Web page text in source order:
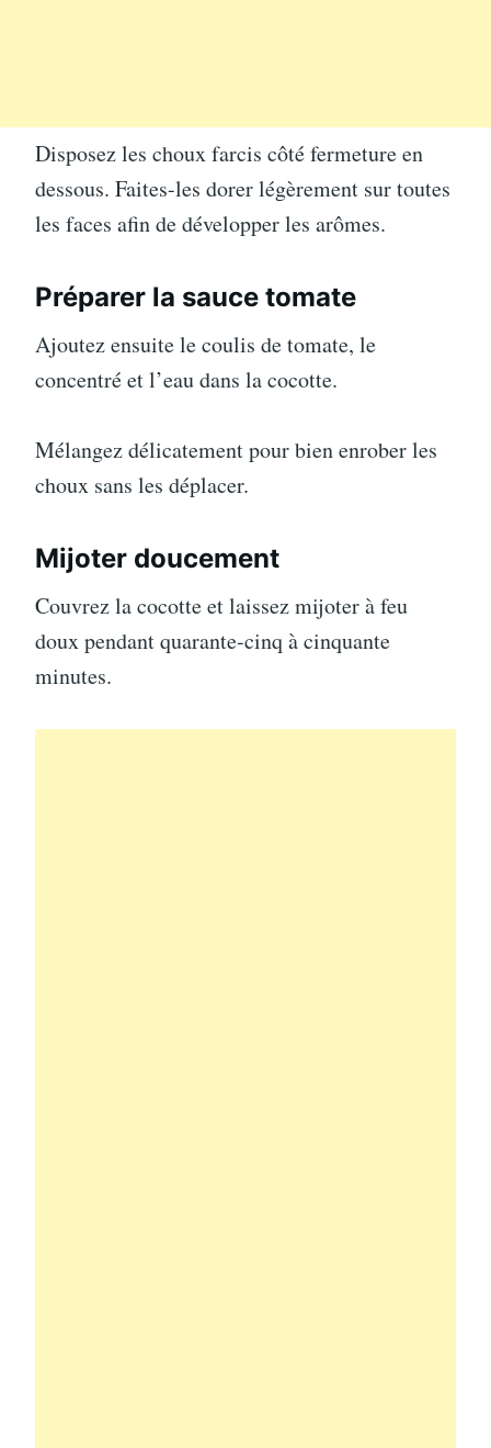
Disposez les choux farcis côté fermeture en
dessous. Faites-les dorer légèrement sur toutes
les faces afin de développer les arômes.
Préparer la sauce tomate
Ajoutez ensuite le coulis de tomate, le
concentré et l’eau dans la cocotte.
Mélangez délicatement pour bien enrober les
choux sans les déplacer.
Mijoter doucement
Couvrez la cocotte et laissez mijoter à feu
doux pendant quarante-cinq à cinquante
minutes.